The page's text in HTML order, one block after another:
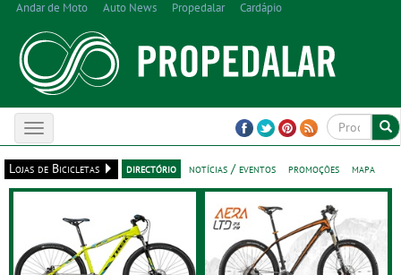
Andar de Moto Auto News Propedalar Cardápio
Toggle
navigation
Lojas de Bicicletas
directório notícias / eventos promoções mapa